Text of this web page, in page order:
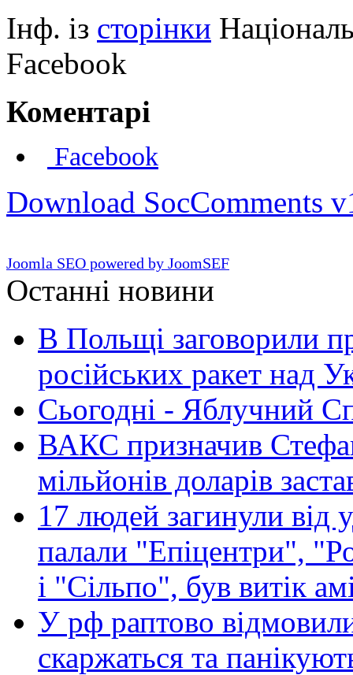
Інф. із сторінки
Facebook
Коментарі
Facebook
Download SocComments
Joomla SEO powered by JoomSEF
Останні новини
В Польщі заговорили
російських ракет над
Сьогодні - Яблучний
ВАКС призначив
мільйонів доларів
17 людей загинули від
палали "Епіцентри",
і "Сільпо", був витік
У рф раптово
скаржаться та